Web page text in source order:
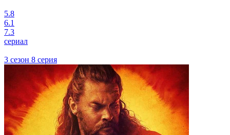
5.8
6.1
7.3
сериал
3 сезон 8 серия